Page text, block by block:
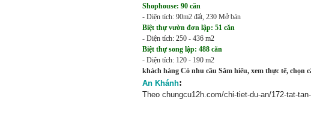
Shophouse: 90 căn
- Diện tích: 90m2 đất, 230 Mở bán
Biệt thự vườn đơn lập: 51 căn
- Diện tích: 250 - 436 m2
Biệt thự song lập: 488 căn
- Diện tích: 120 - 190 m2
khách hàng Có nhu cầu Sắm hiểu, xem thực tế,
An Khánh:
Theo chungcu12h.com/chi-tiet-du-an/172-tat-